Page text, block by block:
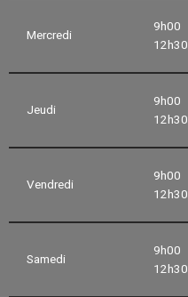
Mercredi
9h00
12h30
Jeudi
9h00
12h30
Vendredi
9h00
12h30
Samedi
9h00
12h30